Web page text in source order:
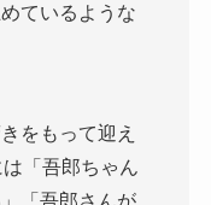
ているような
をもって迎え
「吾郎ちゃん
「吾郎さんが